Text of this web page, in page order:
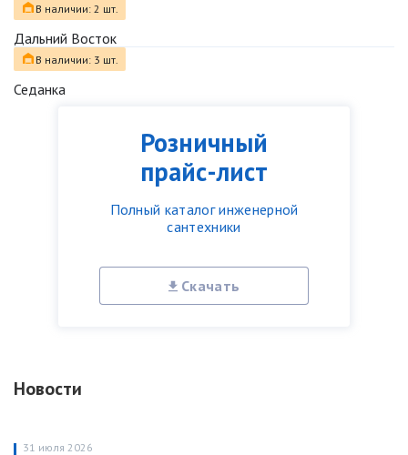
Розничный
прайс-лист
Полный каталог инженерной
сантехники
Скачать
Новости
31 июля 2026
В наличии: 2 шт.
Дальний Восток
В наличии: 3 шт.
Седанка